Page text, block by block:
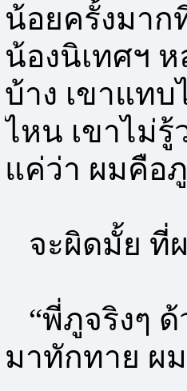
น้อยครั้งมาก
น้องนิเทศฯ
บ้าง เขาแท
ไหน เขาไม่รู้
แค่ว่า ผมคือ
จะผิดมั้ย ที่
“พี่ภูจริงๆ
มาทักทาย ผ